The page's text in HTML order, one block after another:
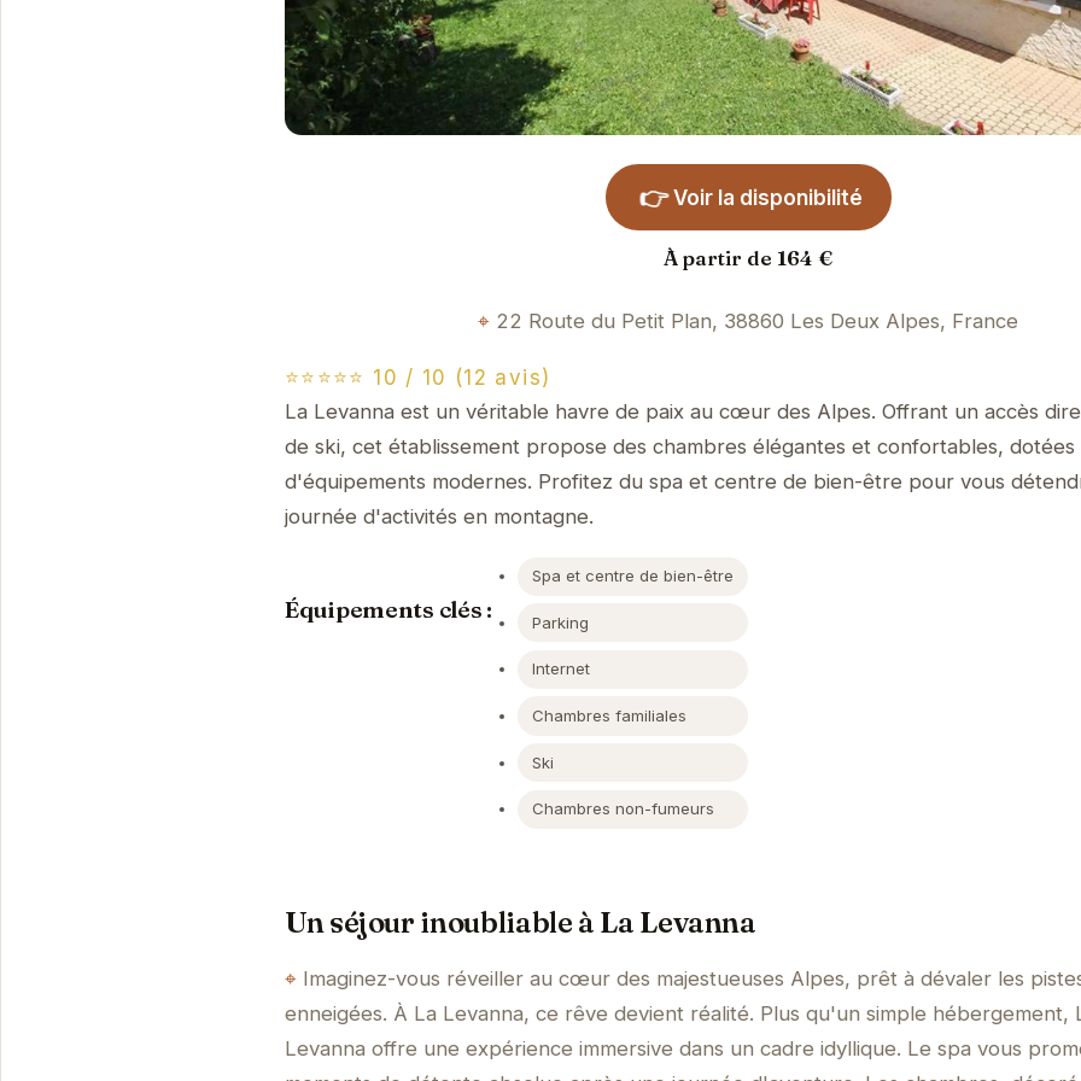
👉 Voir la disponibilité
À partir de 164 €
22 Route du Petit Plan, 38860 Les Deux Alpes, France
⭐⭐⭐⭐⭐ 10 / 10 (12 avis)
La Levanna est un véritable havre de paix au cœur des Alpes. Offrant un accès
de ski, cet établissement propose des chambres élégantes et confortables, dotées
d'équipements modernes. Profitez du spa et centre de bien-être pour vous
journée d'activités en montagne.
Équipements clés :
Spa et centre de bien-être
Parking
Internet
Chambres familiales
Ski
Chambres non-fumeurs
Un séjour inoubliable à La Levanna
Imaginez-vous réveiller au cœur des majestueuses Alpes, prêt à dévaler les
enneigées. À La Levanna, ce rêve devient réalité. Plus qu'un simple hébergement,
Levanna offre une expérience immersive dans un cadre idyllique. Le spa vous